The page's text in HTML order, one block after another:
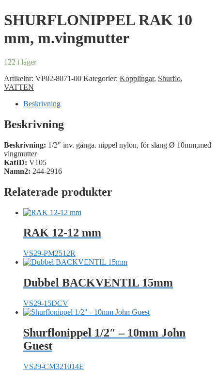
SHURFLONIPPEL RAK 10
mm, m.vingmutter
122 i lager
Artikelnr: VP02-8071-00 Kategorier: Kopplingar, Shurflo,
VATTEN
Beskrivning
Beskrivning
Beskrivning: 1/2″ inv. gänga. nippel nylon, för slang Ø 10mm,med
vingmutter
KatID: V105
Namn2: 244-2916
Relaterade produkter
RAK 12-12 mm
VS29-PM2512R
Dubbel BACKVENTIL 15mm
VS29-15DCV
Shurflonippel 1/2″ – 10mm John
Guest
VS29-CM321014E